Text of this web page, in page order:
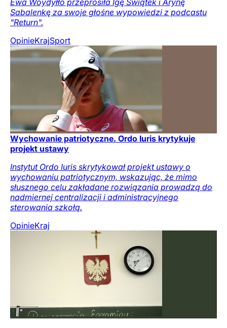
Sabalenkę za swoje głośne wypowiedzi z podcastu
"Return".
OpinieKrajSport
Wychowanie patriotyczne. Ordo Iuris krytykuje
projekt ustawy
Instytut Ordo Iuris skrytykował projekt ustawy o
wychowaniu patriotycznym, wskazując, że mimo
słusznego celu zakładane rozwiązania prowadzą do
nadmiernej centralizacji i administracyjnego
sterowania szkołą.
OpinieKraj